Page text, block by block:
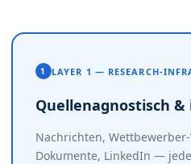
1 LAYER 1 — RESEARCH-
Quellenagnostisch
Nachrichten,
Dokumente, LinkedIn —